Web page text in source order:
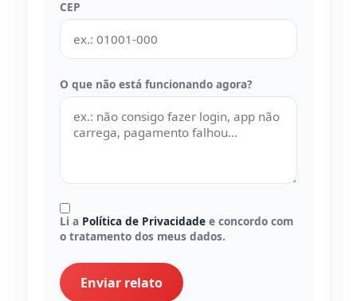
CEP
O que não está funcionando agora?
Li a Política de Privacidade e concordo com
o tratamento dos meus dados.
Enviar relato